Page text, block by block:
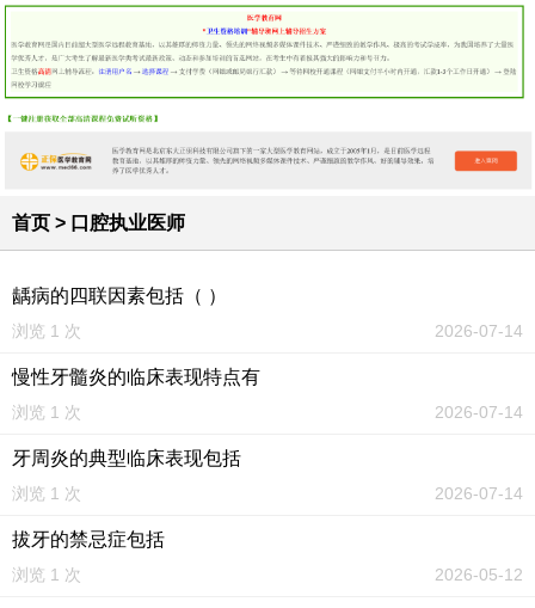
首页 > 口腔执业医师
龋病的四联因素包括（ ）
浏览 1 次 2026-07-14
慢性牙髓炎的临床表现特点有
浏览 1 次 2026-07-14
牙周炎的典型临床表现包括
浏览 1 次 2026-07-14
拔牙的禁忌症包括
浏览 1 次 2026-05-12